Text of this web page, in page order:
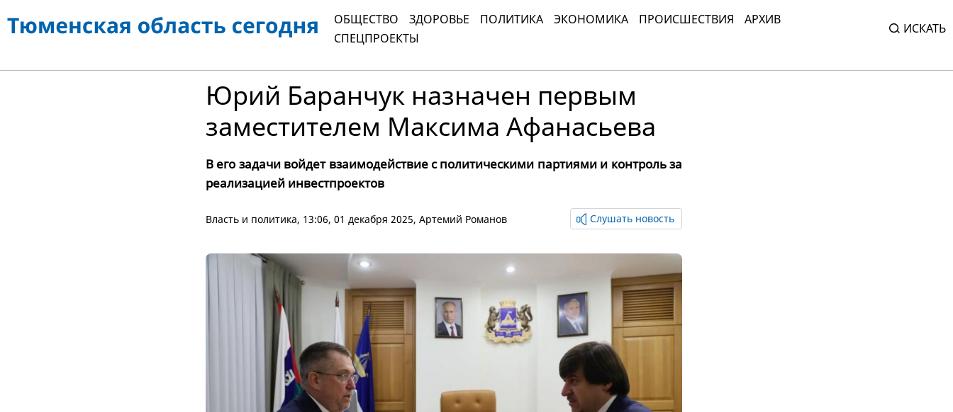
ОБЩЕСТВО ЗДОРОВЬЕ ПОЛИТИКА ЭКОНОМИКА ПРОИСШЕСТВИЯ
АРХИВ
СПЕЦПРОЕКТЫ
ИСКАТЬ
Юрий Баранчук назначен первым
заместителем Максима Афанасьева
В его задачи войдет взаимодействие с политическими партиями и контроль за
реализацией инвестпроектов
Власть и политика, 13:06, 01 декабря 2025, Артемий Романов Слушать новость